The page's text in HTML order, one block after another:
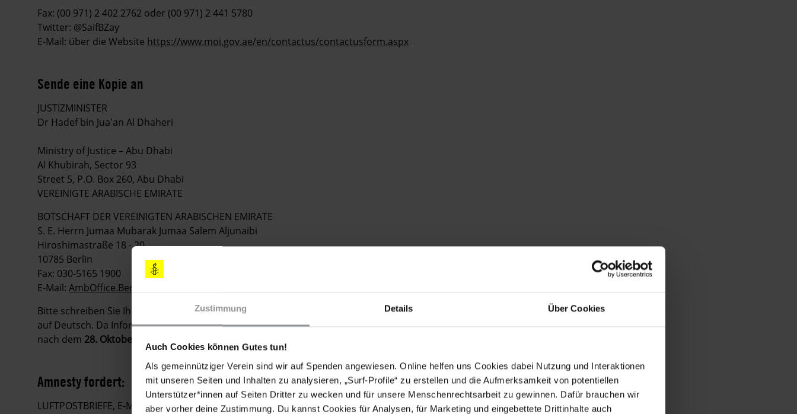
Zustimmung Details Über Cookies
Auch Cookies können Gutes tun!
Als gemeinnütziger Verein sind wir auf Spenden angewiesen. Online helfen uns Cookies dabei Nutzung und Interaktionen
mit unseren Seiten und Inhalten zu analysieren, „Surf-Profile“ zu erstellen und die Aufmerksamkeit von potentiellen
Unterstützer*innen auf Seiten Dritter zu wecken und für unsere Menschenrechtsarbeit zu gewinnen. Dafür brauchen wir
aber vorher deine Zustimmung. Du kannst Cookies für Analysen, für Marketing und eingebettete Drittinhalte auch
Fax: (00 971) 2 402 2762 oder (00 971) 2 441 5780
Twitter: @SaifBZay
E-Mail: über die Website https://www.moi.gov.ae/en/contactus/contactusform.aspx
Sende eine Kopie an
JUSTIZMINISTER
Dr Hadef bin Jua'an Al Dhaheri
Ministry of Justice – Abu Dhabi
Al Khubirah, Sector 93
Street 5, P.O. Box 260, Abu Dhabi
VEREINIGTE ARABISCHE EMIRATE
BOTSCHAFT DER VEREINIGTEN ARABISCHEN EMIRATE
S. E. Herrn Jumaa Mubarak Jumaa Salem Aljunaibi
Hiroshimastraße 18 - 20
10785 Berlin
Fax: 030-5165 1900
E-Mail: AmbOffice.Berlin@mofa.gov.ae
Bitte schreiben Sie Ihre Appelle
möglichst sofort
. Schreiben Sie in gutem Persisch, Arabisch, Englisch oder
auf Deutsch. Da Informationen in Urgent Actions schnell an Aktualität verlieren können, bitten wir Sie,
nach dem 28. Oktober 2015
Amnesty fordert:
LUFTPOSTBRIEFE, E-MAILS, FAXE ODER TWITTERNACHRICHTEN MIT FOLGENDEN FORDERUNGEN